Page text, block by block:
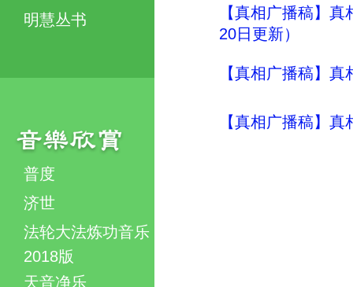
明慧丛书
普度
济世
法轮大法炼功音乐
2018版
天音净乐
【真相广播稿】
20日更新）
【真相广播稿】
【真相广播稿】